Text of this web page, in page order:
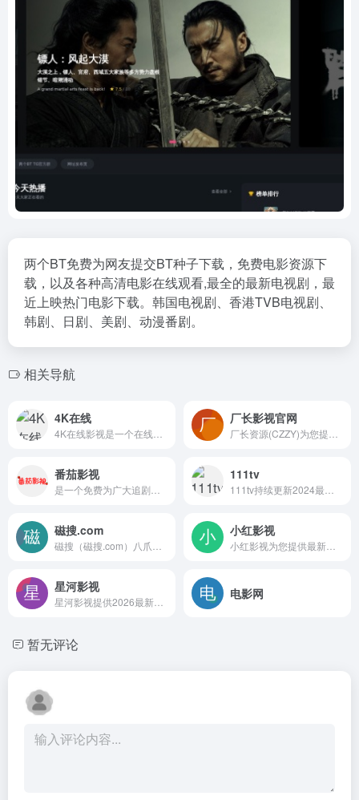
两个BT免费为网友提交BT种子下载，免费电影资源下
载，以及各种高清电影在线观看,最全的最新电视剧，最
近上映热门电影下载。韩国电视剧、香港TVB电视剧、
韩剧、日剧、美剧、动漫番剧。
相关导航
4K在线 厂长影视官网
番茄影视 111tv
磁搜.com 小红影视
星河影视 电影网
暂无评论